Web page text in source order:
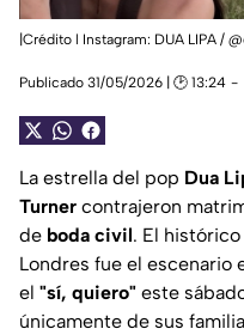
|Crédito l Instagram: DUA LIPA /
Publicado 31/05/2026 | 🕑 13:24
La estrella del pop Dua
Turner contrajeron
de boda civil. El histórico
Londres fue el escenario
el "sí, quiero" este
únicamente de sus